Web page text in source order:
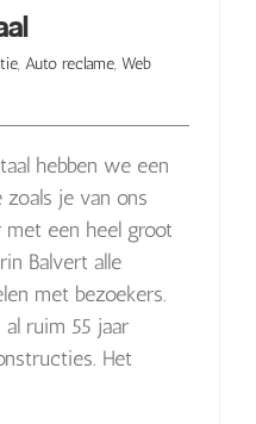
, Auto reclame, Web
hebben we een
zoals je van ons
een heel groot
Balvert alle
met bezoekers.
al ruim 55 jaar
Het